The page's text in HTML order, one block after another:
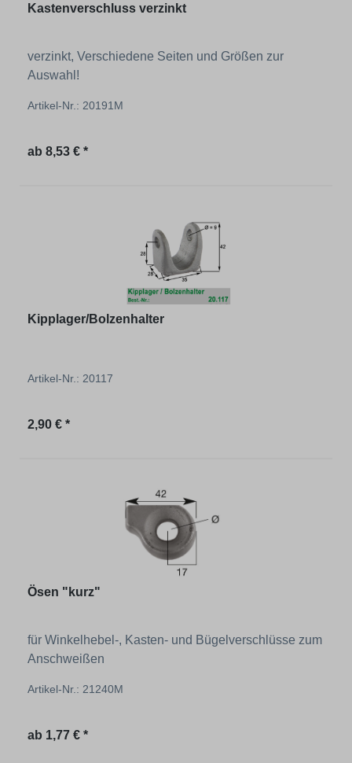
Kastenverschluss verzinkt
verzinkt, Verschiedene Seiten und Größen zur
Auswahl!
Artikel-Nr.: 20191M
Regulärer Preis:
ab 8,53 € *
Kipplager/Bolzenhalter
Artikel-Nr.: 20117
Regulärer Preis:
2,90 € *
Ösen "kurz"
für Winkelhebel-, Kasten- und Bügelverschlüsse zum
Anschweißen
Artikel-Nr.: 21240M
Regulärer Preis:
ab 1,77 € *